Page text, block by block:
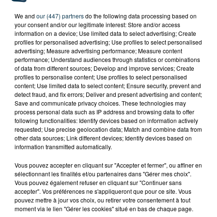
TITRES DIFFUSÉS
We and our (447) partnersdo the following data processing based on
your consent and/or our legitimate interest: Store and/or access
information on a device; Use limited data to select advertising; Create
profiles for personalised advertising; Use profiles to select personalised
advertising; Measure advertising performance; Measure content
performance; Understand audiences through statistics or combinations
of data from different sources; Develop and improve services; Create
profiles to personalise content; Use profiles to select personalised
content; Use limited data to select content; Ensure security, prevent and
detect fraud, and fix errors; Deliver and present advertising and content;
Save and communicate privacy choices. These technologies may
process personal data such as IP address and browsing data to offer
following functionalities: Identify devices based on information actively
requested; Use precise geolocation data; Match and combine data from
other data sources; Link different devices; Identify devices based on
information transmitted automatically.
Vous pouvez accepter en cliquant sur "Accepter et fermer", ou affiner en
sélectionnant les finalités et/ou partenaires dans "Gérer mes choix".
Vous pouvez également refuser en cliquant sur "Continuer sans
accepter". Vos préférences ne s'appliqueront que pour ce site. Vous
pouvez mettre à jour vos choix, ou retirer votre consentement à tout
moment via le lien "Gérer les cookies" situé en bas de chaque page.